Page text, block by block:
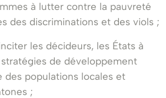
à lutter contre la pauvreté
des discriminations et des viols ;
les décideurs, les États à
de développement
des populations locales et
;